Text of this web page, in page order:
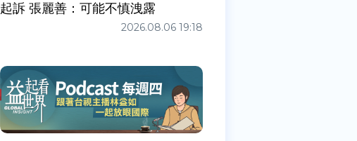
起訴 張麗善：可能不慎洩露
2026.08.06 19:18